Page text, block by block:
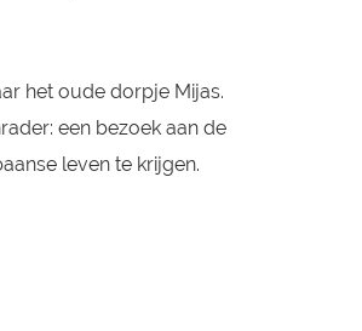
het oude dorpje Mijas.
een bezoek aan de
leven te krijgen.